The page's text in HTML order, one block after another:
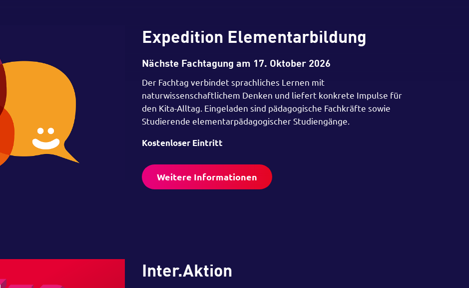
Expedition Elementarbildung
Nächste Fachtagung am 17. Oktober 2026
Der Fachtag verbindet sprachliches Lernen mit
naturwissenschaftlichem Denken und liefert konkrete Impulse für
den Kita-Alltag. Eingeladen sind pädagogische Fachkräfte sowie
Studierende elementarpädagogischer Studiengänge.
Kostenloser Eintritt
Weitere Informationen
Inter.Aktion